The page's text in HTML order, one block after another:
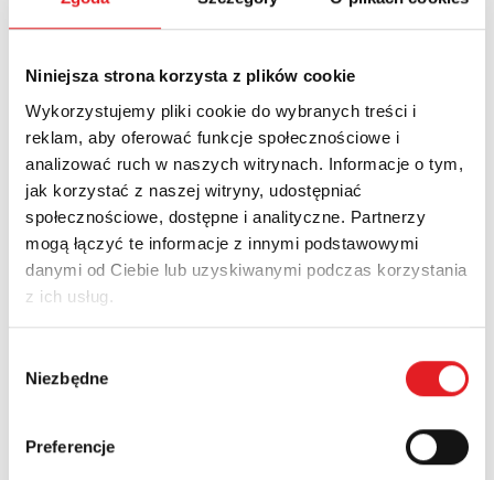
Niniejsza strona korzysta z plików cookie
Wykorzystujemy pliki cookie do wybranych treści i
reklam, aby oferować funkcje społecznościowe i
analizować ruch w naszych witrynach. Informacje o tym,
jak korzystać z naszej witryny, udostępniać
społecznościowe, dostępne i analityczne. Partnerzy
mogą łączyć te informacje z innymi podstawowymi
danymi od Ciebie lub uzyskiwanymi podczas korzystania
z ich usług.
zgody
Niezbędne
Preferencje
Спросите подробности
Электронная почта: *
Компания:
край: